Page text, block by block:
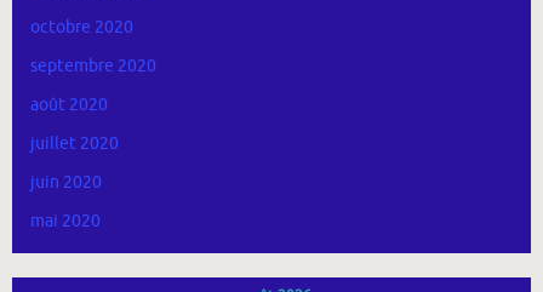
octobre 2020
septembre 2020
août 2020
juillet 2020
juin 2020
mai 2020